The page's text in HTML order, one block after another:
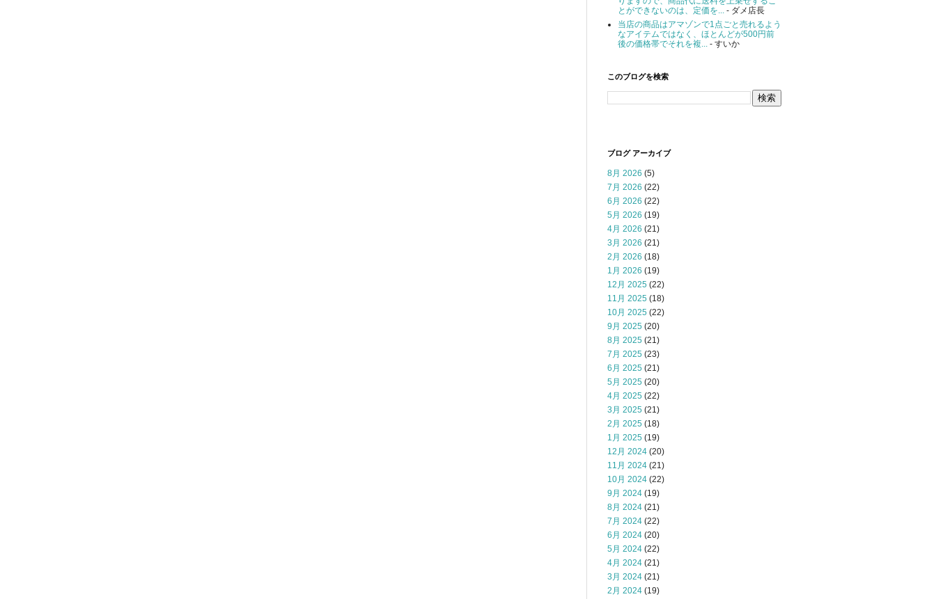
とができないのは、定価を... - ダメ店長
当店の商品はアマゾンで1点ごと売れるよう
なアイテムではなく、ほとんどが500円前
後の価格帯でそれを複... - すいか
このブログを検索
ブログ アーカイブ
8月 2026 (5)
7月 2026 (22)
6月 2026 (22)
5月 2026 (19)
4月 2026 (21)
3月 2026 (21)
2月 2026 (18)
1月 2026 (19)
12月 2025 (22)
11月 2025 (18)
10月 2025 (22)
9月 2025 (20)
8月 2025 (21)
7月 2025 (23)
6月 2025 (21)
5月 2025 (20)
4月 2025 (22)
3月 2025 (21)
2月 2025 (18)
1月 2025 (19)
12月 2024 (20)
11月 2024 (21)
10月 2024 (22)
9月 2024 (19)
8月 2024 (21)
7月 2024 (22)
6月 2024 (20)
5月 2024 (22)
4月 2024 (21)
3月 2024 (21)
2月 2024 (19)